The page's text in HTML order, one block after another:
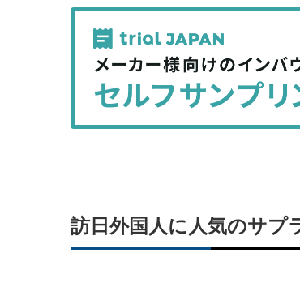
記
事
を
シ
ェ
記
を
シ
ェ
訪日外国人に人気のサプ